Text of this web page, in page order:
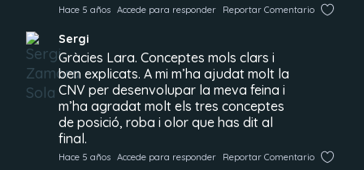
Hace 5 años Accede para responder Reportar Comentario
Sergi
Gràcies Lara. Conceptes mols clars i
ben explicats. A mi m’ha ajudat molt la
CNV per desenvolupar la meva feina i
m’ha agradat molt els tres conceptes
de posició, roba i olor que has dit al
final.
Hace 5 años Accede para responder Reportar Comentario